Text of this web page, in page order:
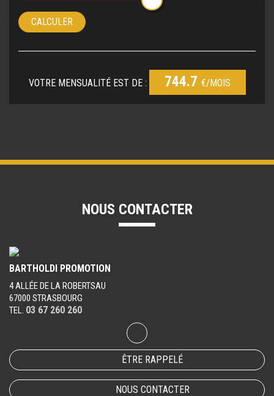
CALCULER
VOTRE MENSUALITÉ EST DE : 744.7 €/MOIS
NOUS CONTACTER
BARTHOLDI PROMOTION
4 ALLÉE DE LA ROBERTSAU
67000 STRASBOURG
TEL. 03 67 260 260
ÊTRE RAPPELÉ
NOUS CONTACTER